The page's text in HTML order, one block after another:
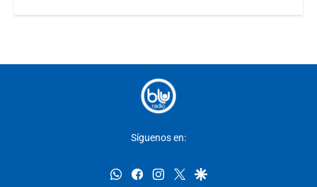
Síguenos en:
whatsappfacebookinstagram
twittergoogle